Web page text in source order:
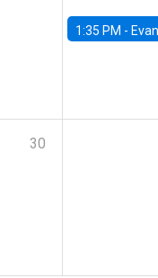
1:35 PM - Evan Munro, Neyman Visiting
30